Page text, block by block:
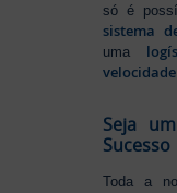
só é
sistema
uma
Seja
Sucesso
Toda a